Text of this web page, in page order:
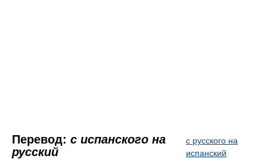
Перевод: с испанского на
русский
с русского на
испанский